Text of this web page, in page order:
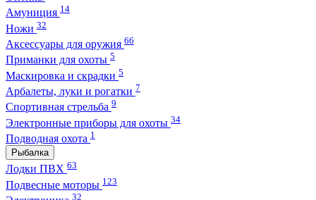
Амуниция 14
Ножи 32
Аксессуары для оружия 66
Приманки для охоты 5
Маскировка и скрадки 5
Арбалеты, луки и рогатки 7
Спортивная стрельба 9
Электронные приборы для охоты 34
Подводная охота 1
Рыбалка
Лодки ПВХ 63
Подвесные моторы 123
32